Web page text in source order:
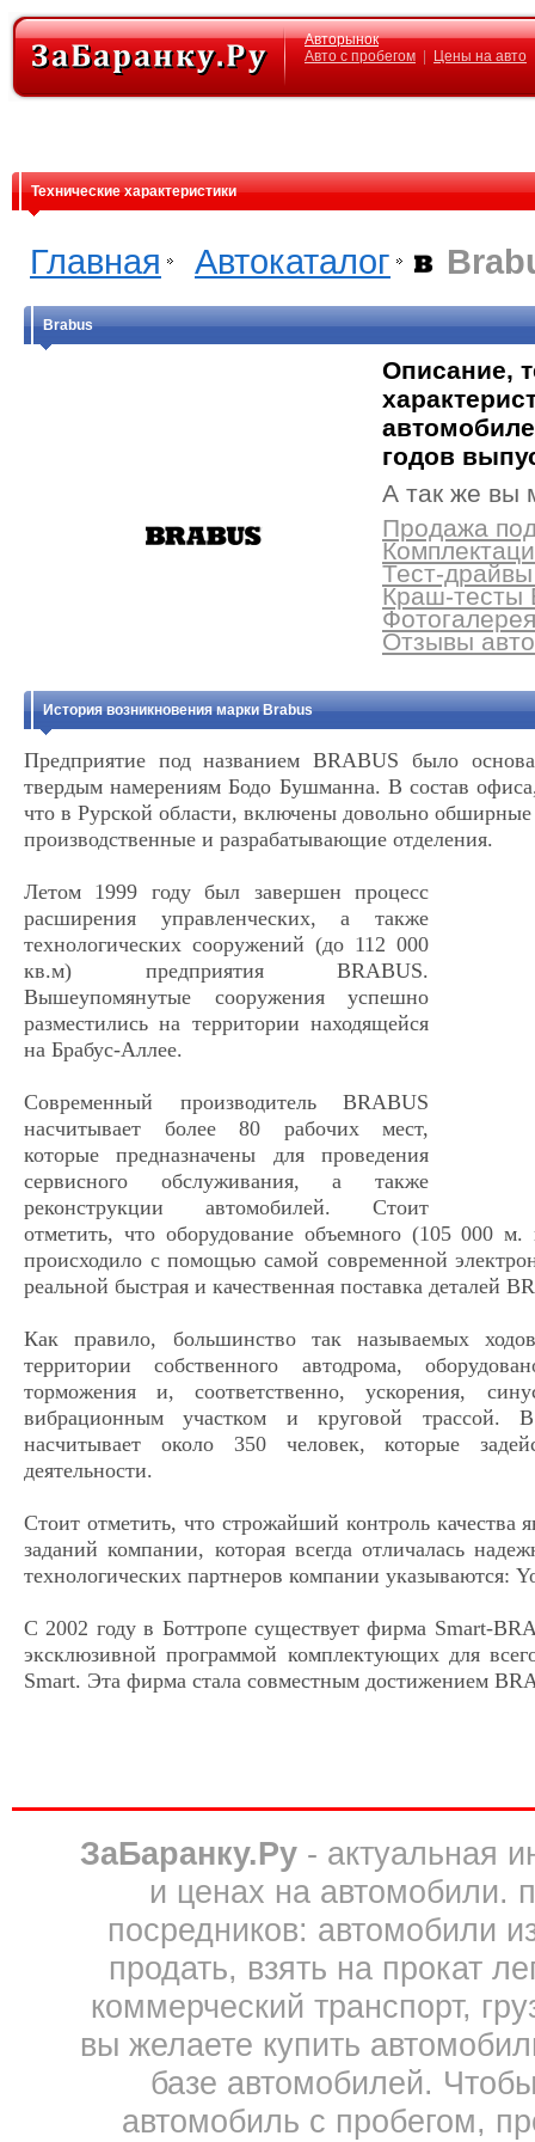
Авторынок
Авто с пробегом
Цены на авто
Технические характеристики
Главная Автокаталог
Brabus
Описание,
годов
А так же вы
Продажа
Тест-
Краш-тесты
Отзывы
История возникновения марки Brabus
Предприятие под названием BRABUS было
твердым намерениям Бодо Бушманна. В состав
что в Рурской области, включены довольно
производственные и разрабатывающие отделения.
Летом 1999 году был завершен процесс
расширения управленческих, а также
технологических сооружений (до 112 000
кв.м) предприятия BRABUS.
Вышеупомянутые сооружения успешно
разместились на территории находящейся
на Брабус-Аллее.
Современный производитель BRABUS
насчитывает более 80 рабочих мест,
которые предназначены для проведения
сервисного обслуживания, а также
реконструкции автомобилей. Стоит
отметить, что оборудование объемного (105 000 м.
происходило с помощью самой современной
реальной быстрая и качественная поставка деталей
Как правило, большинство так называемых
территории собственного автодрома,
торможения и, соответственно, ускорения,
вибрационным участком и круговой трассой.
насчитывает около 350 человек, которые
деятельности.
Стоит отметить, что строжайший контроль качества
заданий компании, которая всегда отличалась
технологических партнеров компании указываются:
С 2002 году в Боттропе существует фирма Smart-
эксклюзивной программой комплектующих для
Smart. Эта фирма стала совместным достижением
ЗаБаранку.Ру- актуальная
и ценах на автомобили.
посредников: автомобили
продать, взять на прокат
коммерческий транспорт,
вы желаете купить
базе автомобилей.
автомобиль с пробегом,